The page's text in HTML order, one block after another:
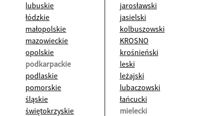
lubuskie
łódzkie
małopolskie
mazowieckie
opolskie
podkarpackie
podlaskie
pomorskie
śląskie
świętokrzyskie
jarosławski
jasielski
kolbuszowski
KROSNO
krośnieński
leski
leżajski
lubaczowski
łańcucki
mielecki